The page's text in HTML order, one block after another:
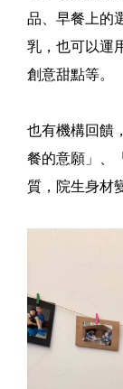
品、早餐上的
乳，也可以運
創意甜點等。
也有機構回饋
餐的意願」、
質，院生身材